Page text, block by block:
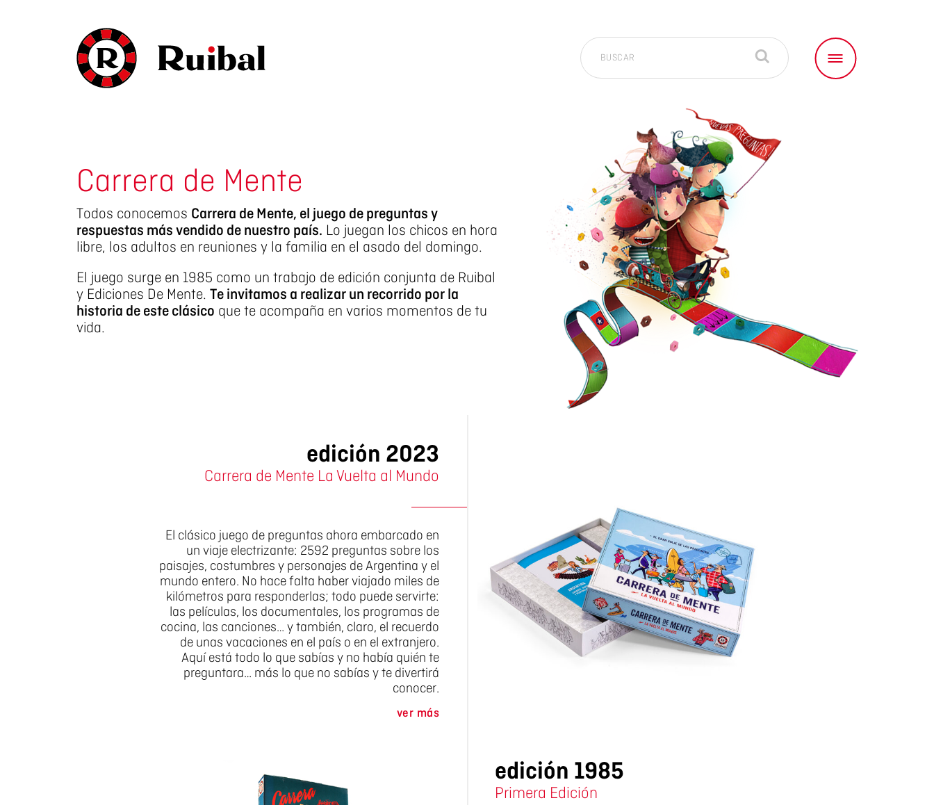
Carrera de Mente
Todos conocemos Carrera de Mente, el juego de preguntas y
respuestas más vendido de nuestro país. Lo juegan los chicos en hora
libre, los adultos en reuniones y la familia en el asado del domingo.
El juego surge en 1985 como un trabajo de edición conjunta de Ruibal
y Ediciones De Mente. Te invitamos a realizar un recorrido por la
historia de este clásico que te acompaña en varios momentos de tu
vida.
edición 2023
Carrera de Mente La Vuelta al Mundo
El clásico juego de preguntas ahora embarcado en
un viaje electrizante: 2592 preguntas sobre los
paisajes, costumbres y personajes de Argentina y el
mundo entero. No hace falta haber viajado miles de
kilómetros para responderlas; todo puede servirte:
las películas, los documentales, los programas de
cocina, las canciones… y también, claro, el recuerdo
de unas vacaciones en el país o en el extranjero.
Aquí está todo lo que sabías y no había quién te
preguntara… más lo que no sabías y te divertirá
conocer.
ver más
edición 1985
Primera Edición